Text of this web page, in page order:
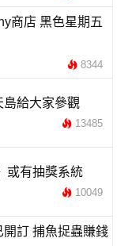
商店 黑色星期五
8344
島給大家參觀
13485
或有抽獎系統
10049
開訂 捕魚捉蟲賺錢